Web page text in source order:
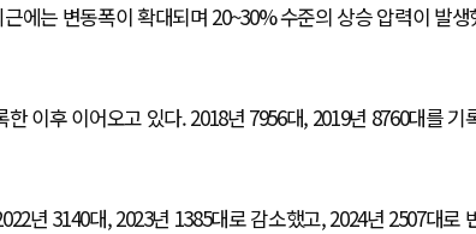
에는 변동폭이 확대되며 20~30% 수준의 상승 압력이 발
이후 이어오고 있다. 2018년 7956대, 2019년 8760대를 기
년 3140대, 2023년 1385대로 감소했고, 2024년 2507대로